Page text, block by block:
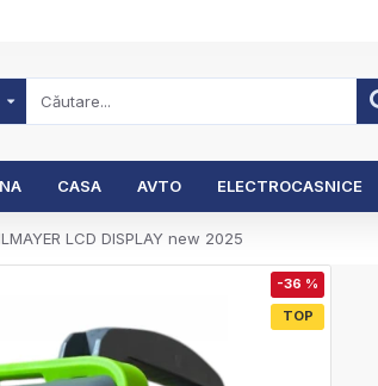
CASA AVTO ELECTROCASNICE
LCD DISPLAY new 2025
TOP
-36 %